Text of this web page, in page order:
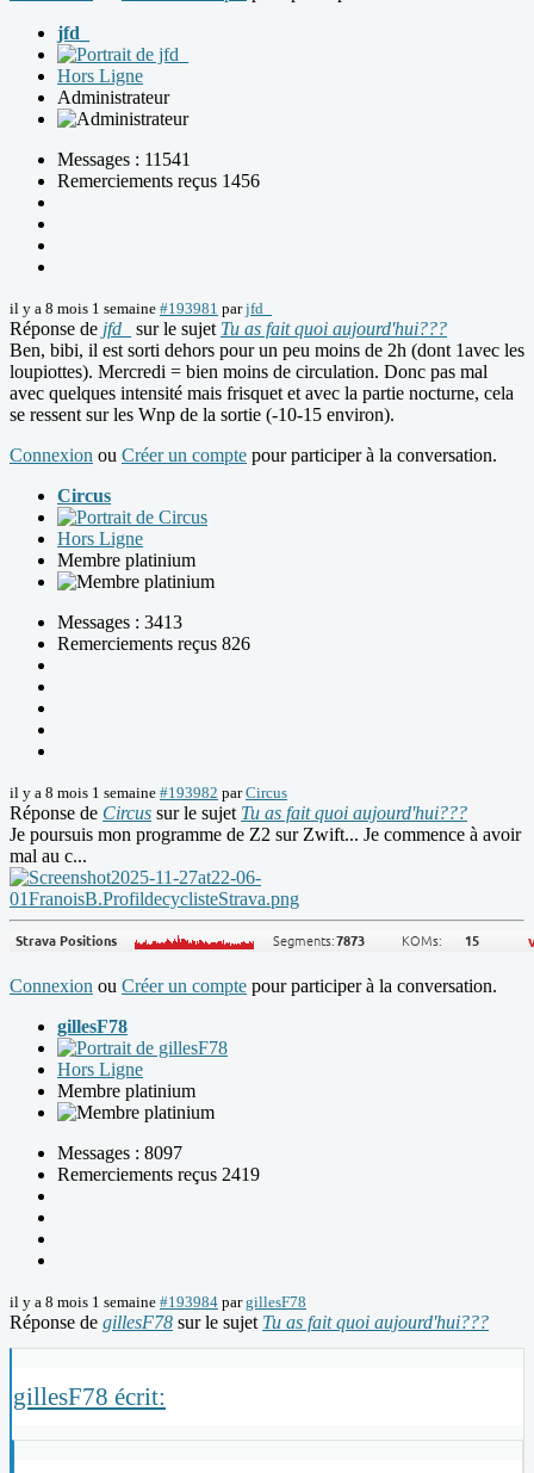
jfd_
Hors Ligne
Administrateur
Messages : 11541
Remerciements reçus 1456
il y a 8 mois 1 semaine #193981 parjfd_
Réponse de jfd_ sur le sujet Tu as fait quoi aujourd'hui???
Ben, bibi, il est sorti dehors pour un peu moins de 2h (dont 1avec les
loupiottes). Mercredi = bien moins de circulation. Donc pas mal
avec quelques intensité mais frisquet et avec la partie nocturne, cela
se ressent sur les Wnp de la sortie (-10-15 environ).
Connexion ou Créer un compte pour participer à la conversation.
Circus
Hors Ligne
Membre platinium
Messages : 3413
Remerciements reçus 826
il y a 8 mois 1 semaine #193982 parCircus
Réponse de Circus sur le sujet Tu as fait quoi aujourd'hui???
Je poursuis mon programme de Z2 sur Zwift... Je commence à avoir
mal au c...
Connexion ou Créer un compte pour participer à la conversation.
gillesF78
Hors Ligne
Membre platinium
Messages : 8097
Remerciements reçus 2419
il y a 8 mois 1 semaine #193984 pargillesF78
Réponse de gillesF78 sur le sujet Tu as fait quoi aujourd'hui???
gillesF78 écrit: